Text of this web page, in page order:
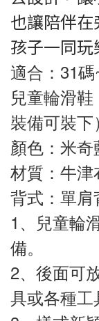
也讓陪伴
孩子一同玩
適合：31
兒童輪滑
裝備可裝下
顏色：米
材質：牛
背式：單肩
1、兒童輪
備。
2、後面可
具或各種